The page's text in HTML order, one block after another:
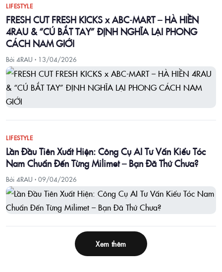
LIFESTYLE
FRESH CUT FRESH KICKS x ABC-MART – HÀ HIỀN
4RAU & “CÚ BẮT TAY” ĐỊNH NGHĨA LẠI PHONG
CÁCH NAM GIỚI
Bởi 4RAU · 13/04/2026
LIFESTYLE
Lần Đầu Tiên Xuất Hiện: Công Cụ AI Tư Vấn Kiểu Tóc
Nam Chuẩn Đến Từng Milimet – Bạn Đã Thử Chưa?
Bởi 4RAU · 09/04/2026
Xem thêm